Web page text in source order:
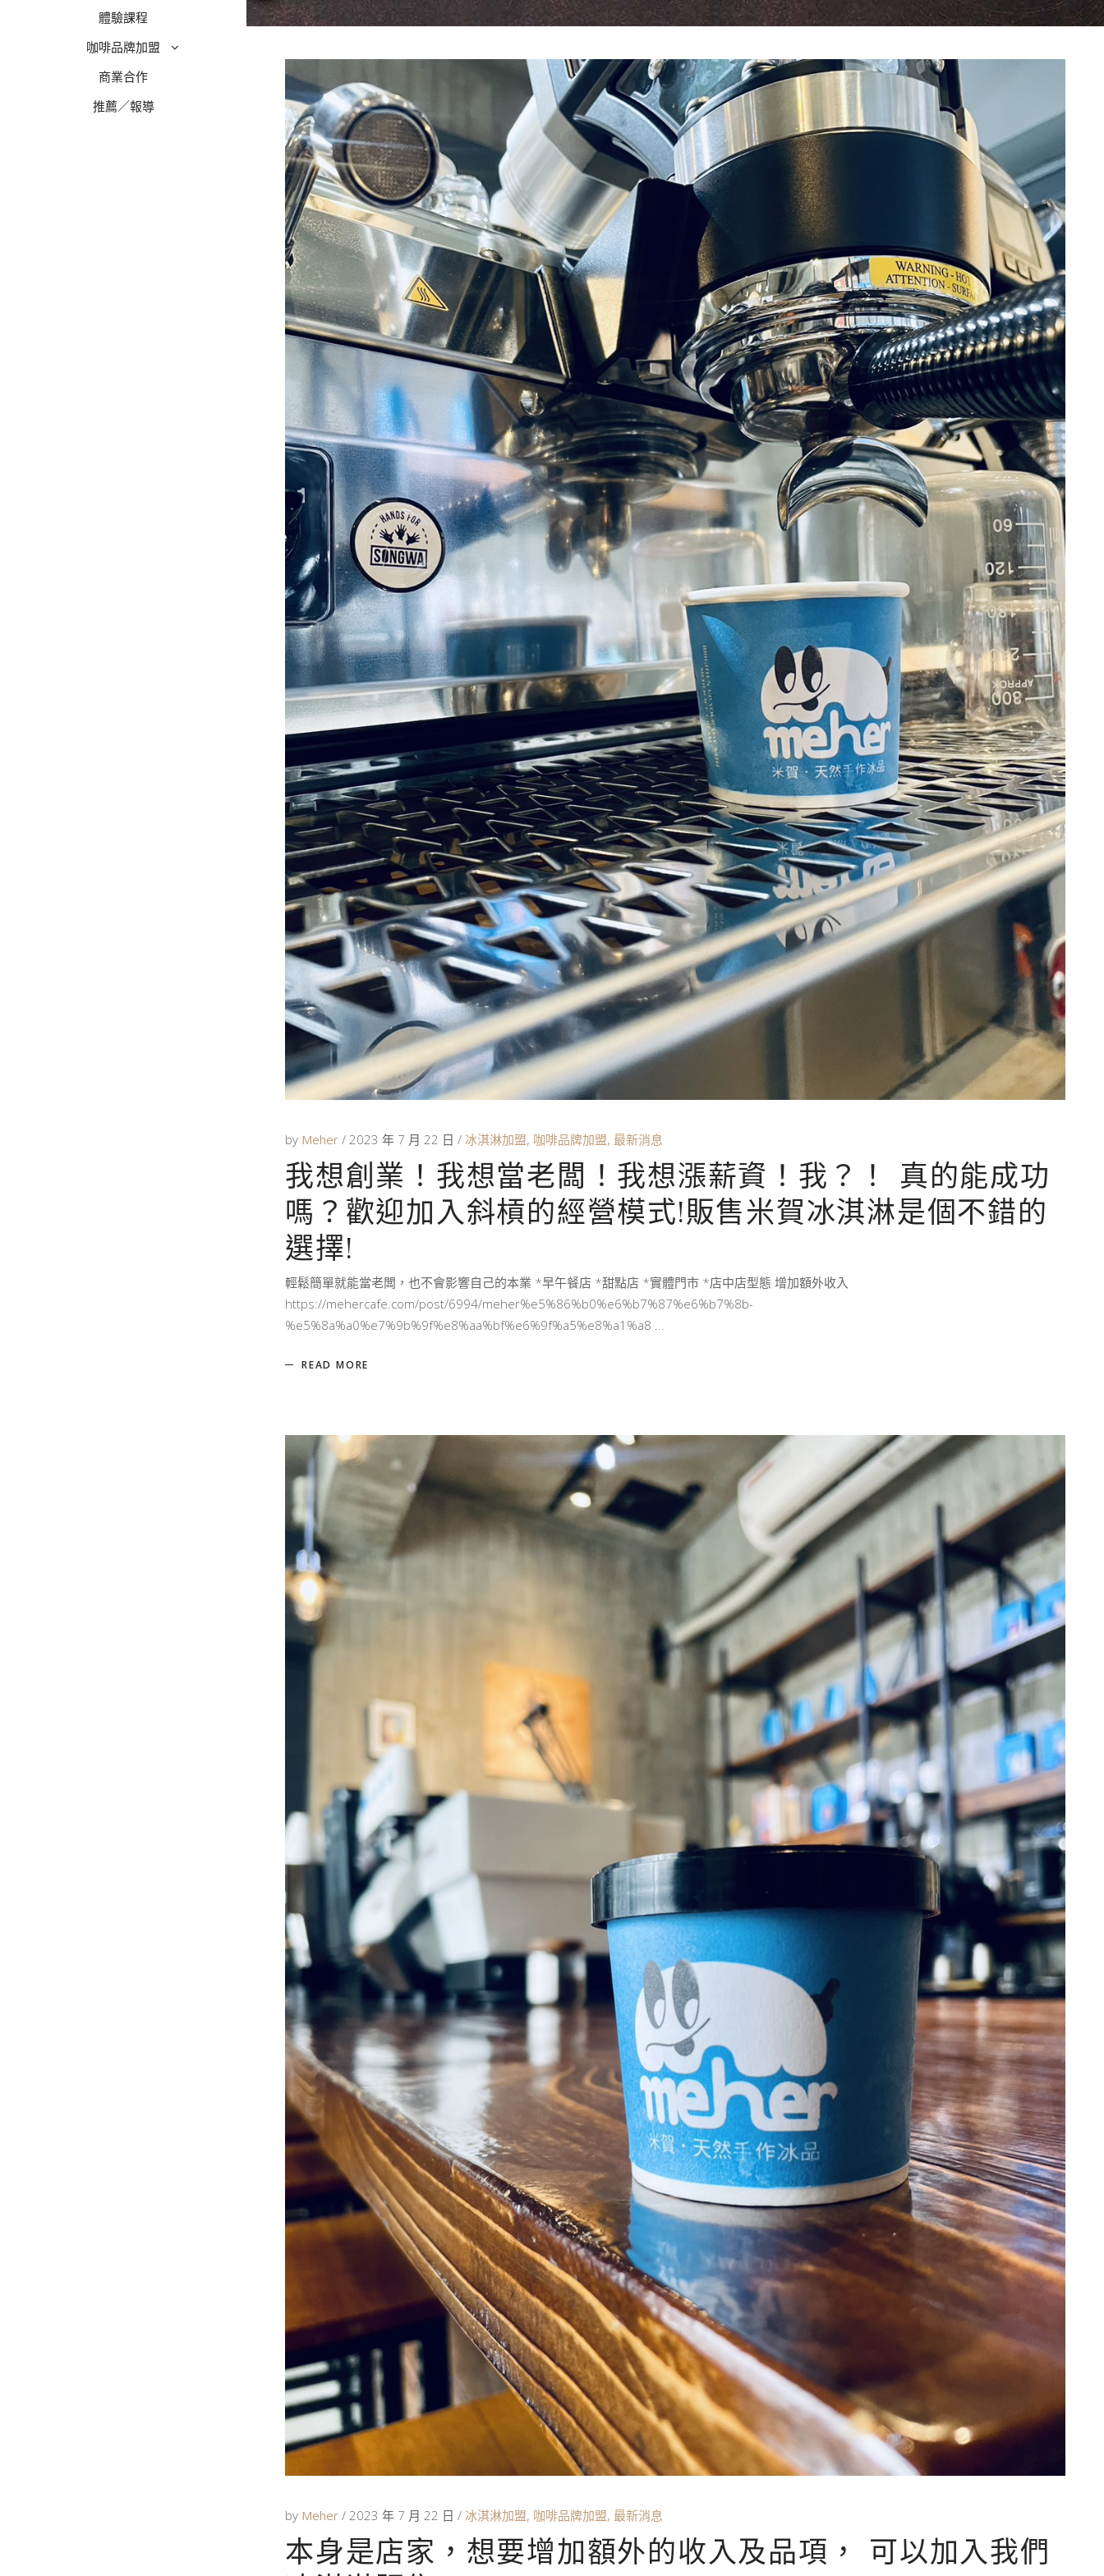
體驗課程
咖啡品牌加盟
商業合作
推薦／報導
by Meher 2023 年 7 月 22 日 冰淇淋加盟, 咖啡品牌加盟, 最新消息
我想創業！我想當老闆！我想漲薪資！我？！ 真的能成功
嗎？歡迎加入斜槓的經營模式!販售米賀冰淇淋是個不錯的
選擇!
輕鬆簡單就能當老闆，也不會影響自己的本業 *早午餐店 *甜點店 *實體門市 *店中店型態 增加額外收入
https://mehercafe.com/post/6994/meher%e5%86%b0%e6%b7%87%e6%b7%8b-
%e5%8a%a0%e7%9b%9f%e8%aa%bf%e6%9f%a5%e8%a1%a8
READ MORE
by Meher 2023 年 7 月 22 日 冰淇淋加盟, 咖啡品牌加盟, 最新消息
本身是店家，想要增加額外的收入及品項， 可以加入我們